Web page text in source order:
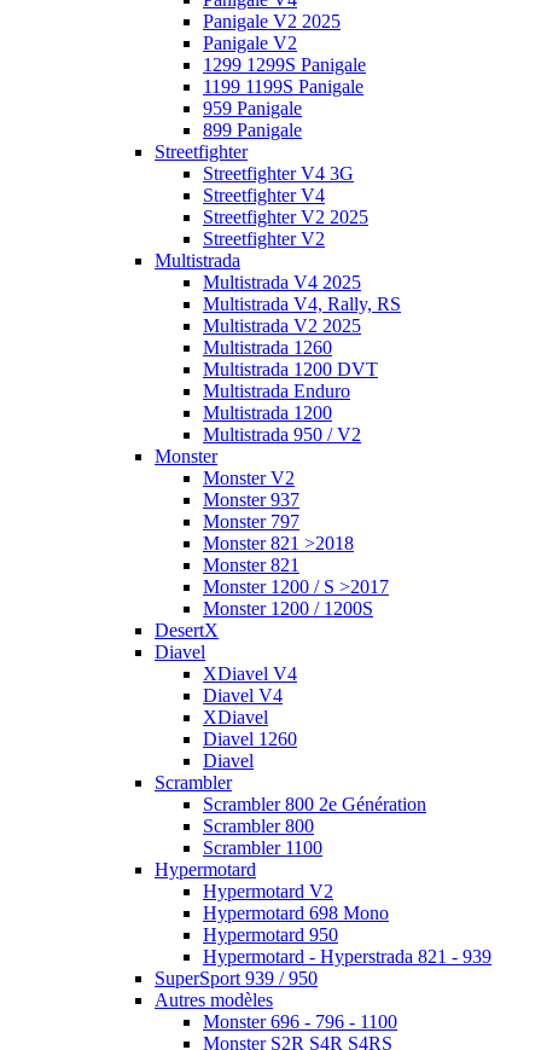
Panigale V2 2025
Panigale V2
1299 1299S Panigale
1199 1199S Panigale
959 Panigale
899 Panigale
Streetfighter
Streetfighter V4 3G
Streetfighter V4
Streetfighter V2 2025
Streetfighter V2
Multistrada
Multistrada V4 2025
Multistrada V4, Rally, RS
Multistrada V2 2025
Multistrada 1260
Multistrada 1200 DVT
Multistrada Enduro
Multistrada 1200
Multistrada 950 / V2
Monster
Monster V2
Monster 937
Monster 797
Monster 821 >2018
Monster 821
Monster 1200 / S >2017
Monster 1200 / 1200S
DesertX
Diavel
XDiavel V4
Diavel V4
XDiavel
Diavel 1260
Diavel
Scrambler
Scrambler 800 2e Génération
Scrambler 800
Scrambler 1100
Hypermotard
Hypermotard V2
Hypermotard 698 Mono
Hypermotard 950
Hypermotard - Hyperstrada 821 - 939
SuperSport 939 / 950
Autres modèles
Monster 696 - 796 - 1100
Monster S2R S4R S4RS